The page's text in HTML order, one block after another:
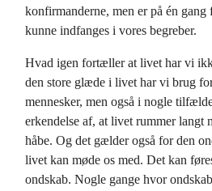
konfirmanderne, men er på én
kunne indfanges i vores begreber.
Hvad igen fortæller at livet har vi
den store glæde i livet har vi brug
mennesker, men også i nogle
erkendelse af, at livet rummer langt
håbe. Og det gælder også for den
livet kan møde os med. Det kan
ondskab. Nogle gange hvor